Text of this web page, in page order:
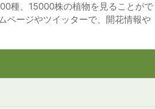
種、15000株の植物を見ることがで
ページやツイッターで、開花情報や